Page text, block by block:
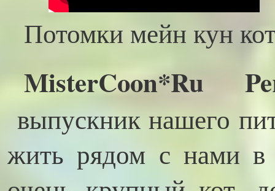
Потомки мейн кун
выпускник нашего
жить рядом с нами